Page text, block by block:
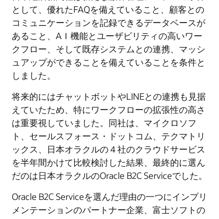
として、優れたFAQを備えていること、顧客との
コミュニケーションを記録できるデータベースが
あること、AＩ機能とユーザビリティの高いワー
クフロー、そして既存システムとの連携、マッシ
ュアップができることを備えていることを条件と
しました。
将来的にはチャットボットやLINEとの連携も見据
えていたため、特にワークフローの拡張性の高さ
は重要視していました。同社は、マイクロソフ
ト、セールスフォース・ドットコム、テクマトリ
ックス、日本オラクルの４社のクラウドサービス
を半年間かけて比較検討した結果、最終的に選ん
だのは日本オラクルのOracle B2C Serviceでした。
Oracle B2C Serviceを選んだ理由の一つにインプリ
メンテーションのパートナー企業、富士ソフトの